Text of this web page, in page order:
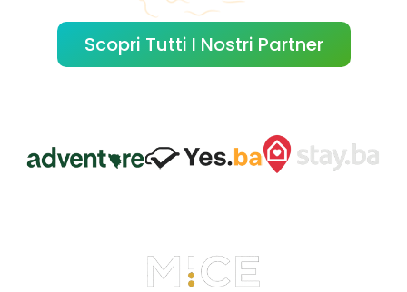
Scopri Tutti I Nostri Partner